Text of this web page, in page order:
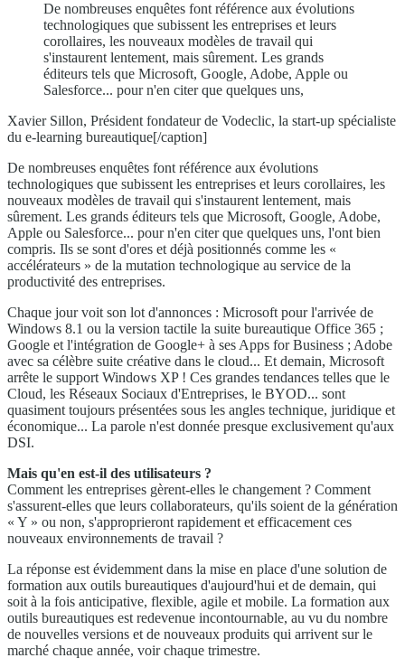
De nombreuses enquêtes font référence aux évolutions
technologiques que subissent les entreprises et leurs
corollaires, les nouveaux modèles de travail qui
s'instaurent lentement, mais sûrement. Les grands
éditeurs tels que Microsoft, Google, Adobe, Apple ou
Salesforce... pour n'en citer que quelques uns,
Xavier Sillon, Président fondateur de Vodeclic, la start-up spécialiste
du e-learning bureautique[/caption]
De nombreuses enquêtes font référence aux évolutions
technologiques que subissent les entreprises et leurs corollaires, les
nouveaux modèles de travail qui s'instaurent lentement, mais
sûrement. Les grands éditeurs tels que Microsoft, Google, Adobe,
Apple ou Salesforce... pour n'en citer que quelques uns, l'ont bien
compris. Ils se sont d'ores et déjà positionnés comme les «
accélérateurs » de la mutation technologique au service de la
productivité des entreprises.
Chaque jour voit son lot d'annonces : Microsoft pour l'arrivée de
Windows 8.1 ou la version tactile la suite bureautique Office 365 ;
Google et l'intégration de Google+ à ses Apps for Business ; Adobe
avec sa célèbre suite créative dans le cloud... Et demain, Microsoft
arrête le support Windows XP ! Ces grandes tendances telles que le
Cloud, les Réseaux Sociaux d'Entreprises, le BYOD... sont
quasiment toujours présentées sous les angles technique, juridique et
économique... La parole n'est donnée presque exclusivement qu'aux
DSI.
Mais qu'en est-il des utilisateurs ?
Comment les entreprises gèrent-elles le changement ? Comment
s'assurent-elles que leurs collaborateurs, qu'ils soient de la génération
« Y » ou non, s'approprieront rapidement et efficacement ces
nouveaux environnements de travail ?
La réponse est évidemment dans la mise en place d'une solution de
formation aux outils bureautiques d'aujourd'hui et de demain, qui
soit à la fois anticipative, flexible, agile et mobile. La formation aux
outils bureautiques est redevenue incontournable, au vu du nombre
de nouvelles versions et de nouveaux produits qui arrivent sur le
marché chaque année, voir chaque trimestre.